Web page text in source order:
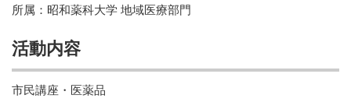
所属：昭和薬科大学 地域医療部門
活動内容
市民講座・医薬品